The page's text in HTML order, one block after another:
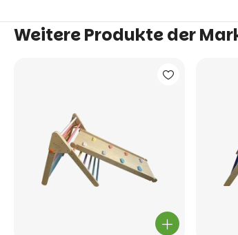
Weitere Produkte der